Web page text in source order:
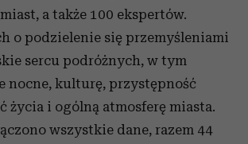
a także 100 ekspertów.
o podzielenie się przemyśleniami
sercu podróżnych, w tym
nocne, kulturę, przystępność
życia i ogólną atmosferę miasta.
wszystkie dane, razem 44